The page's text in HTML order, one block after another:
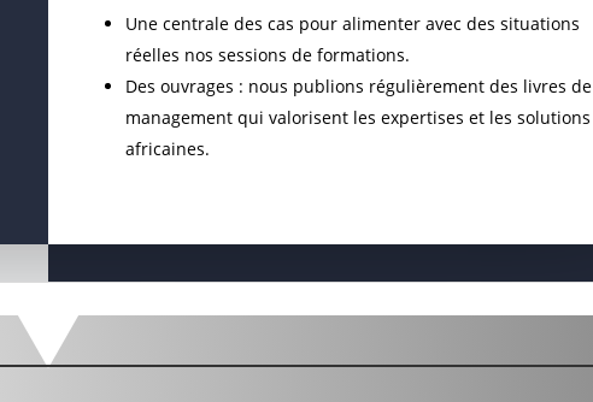
Une centrale des cas pour alimenter avec des situations
réelles nos sessions de formations.
Des ouvrages : nous publions régulièrement des livres de
management qui valorisent les expertises et les solutions
africaines.